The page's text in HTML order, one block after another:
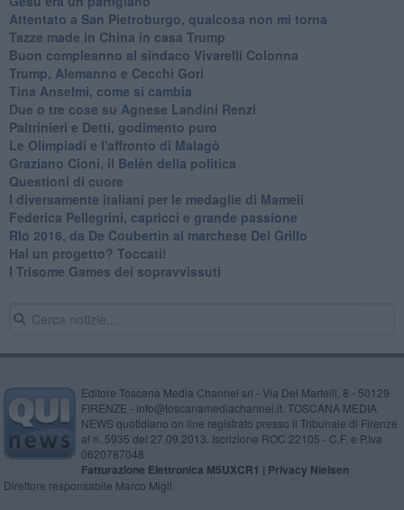
Attentato a San Pietroburgo, qualcosa non mi torna
Tazze made in China in casa Trump
Buon compleanno al sindaco Vivarelli Colonna
Trump, Alemanno e Cecchi Gori
Tina Anselmi, come si cambia
Due o tre cose su Agnese Landini Renzi
Paltrinieri e Detti, godimento puro
Le Olimpiadi e l'affronto di Malagò
Graziano Cioni, il Belèn della politica
Questioni di cuore
I diversamente italiani per le medaglie di Mameli
Federica Pellegrini, capricci e grande passione
RIo 2016, da De Coubertin al marchese Del Grillo
​Hai un progetto? Toccati!
​I Trisome Games dei sopravvissuti
Editore Toscana Media Channel srl - Via Dei Martelli, 8 - 50129
FIRENZE - info@toscanamediachannel.it. TOSCANA MEDIA
NEWS quotidiano on line registrato presso il Tribunale di Firenze
al n. 5935 del 27.09.2013. Iscrizione ROC 22105 - C.F. e P.Iva
0620787048
Fatturazione Elettronica M5UXCR1 | Privacy Nielsen
Direttore responsabile Marco Migli